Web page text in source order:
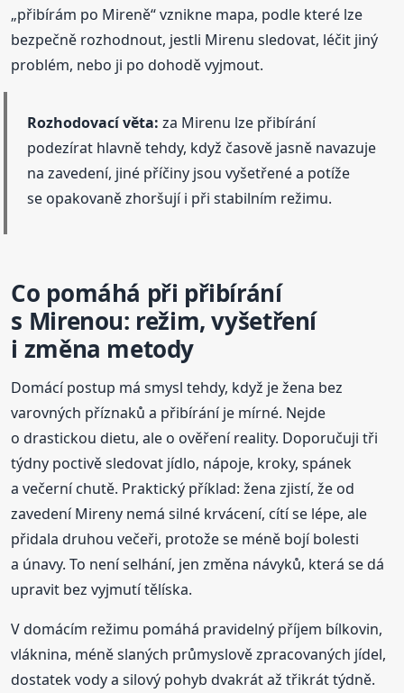
„přibírám po Mireně“ vznikne mapa, podle které lze
bezpečně rozhodnout, jestli Mirenu sledovat, léčit jiný
problém, nebo ji po dohodě vyjmout.
Rozhodovací věta: za Mirenu lze přibírání
podezírat hlavně tehdy, když časově jasně navazuje
na zavedení, jiné příčiny jsou vyšetřené a potíže
se opakovaně zhoršují i při stabilním režimu.
Co pomáhá při přibírání
s Mirenou: režim, vyšetření
i změna metody
Domácí postup má smysl tehdy, když je žena bez
varovných příznaků a přibírání je mírné. Nejde
o drastickou dietu, ale o ověření reality. Doporučuji tři
týdny poctivě sledovat jídlo, nápoje, kroky, spánek
a večerní chutě. Praktický příklad: žena zjistí, že od
zavedení Mireny nemá silné krvácení, cítí se lépe, ale
přidala druhou večeři, protože se méně bojí bolesti
a únavy. To není selhání, jen změna návyků, která se dá
upravit bez vyjmutí tělíska.
V domácím režimu pomáhá pravidelný příjem bílkovin,
vláknina, méně slaných průmyslově zpracovaných jídel,
dostatek vody a silový pohyb dvakrát až třikrát týdně.